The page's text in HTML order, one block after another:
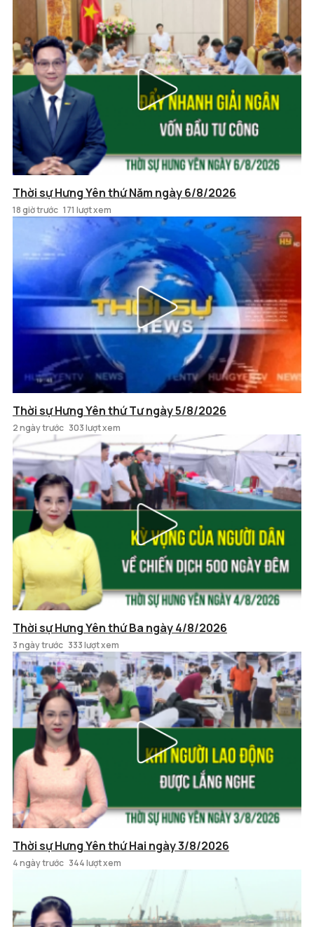
Thời sự Hưng Yên thứ Năm ngày 6/8/2026
18 giờ trước 171 lượt xem
Thời sự Hưng Yên thứ Tư ngày 5/8/2026
2 ngày trước 303 lượt xem
Thời sự Hưng Yên thứ Ba ngày 4/8/2026
3 ngày trước 333 lượt xem
Thời sự Hưng Yên thứ Hai ngày 3/8/2026
4 ngày trước 344 lượt xem